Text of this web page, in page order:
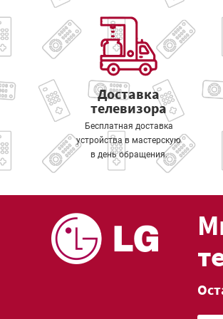
Доставка
телевизора
Бесплатная доставка
устройства в мастерскую
в день обращения.